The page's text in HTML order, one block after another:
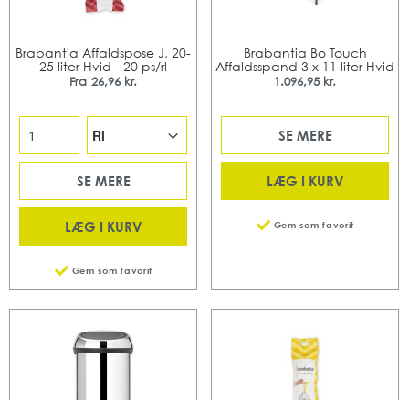
Brabantia Affaldspose J, 20-
25 liter Hvid - 20 ps/rl
Fra 26,96 kr.
SE MERE
LÆG I KURV
Gem som favorit
Brabantia Bo Touch
Affaldsspand 3 x 11 liter Hvid
1.096,95 kr.
SE MERE
LÆG I KURV
Gem som favorit